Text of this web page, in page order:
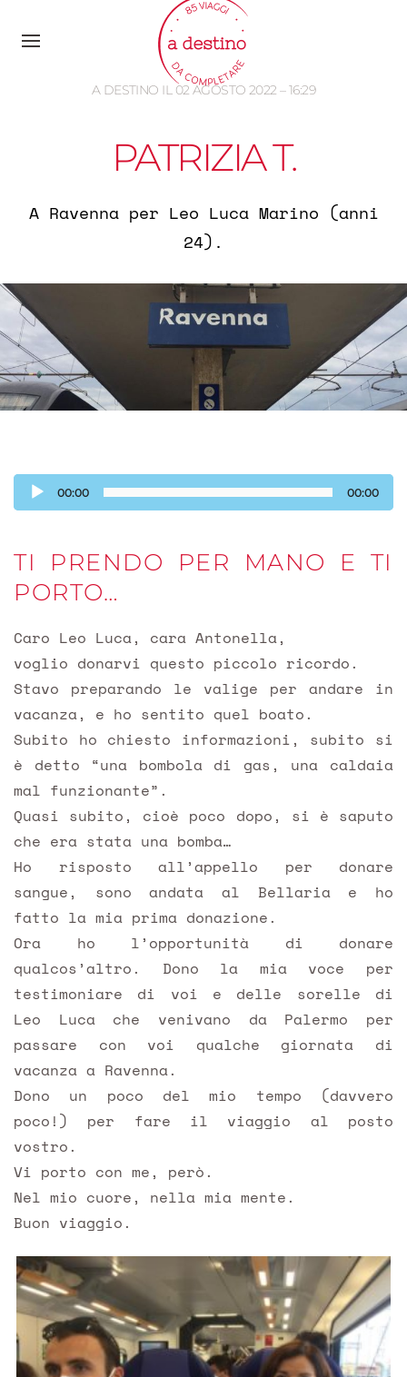
A DESTINO IL 02 AGOSTO 2022 – 16:29
PATRIZIA T.
A Ravenna per Leo Luca Marino (anni
24).
Audio
Player
00:00 00:00
TI PRENDO PER MANO E TI
PORTO…
Caro Leo Luca, cara Antonella,
voglio donarvi questo piccolo ricordo.
Stavo preparando le valige per andare in
vacanza, e ho sentito quel boato.
Subito ho chiesto informazioni, subito si
è detto “una bombola di gas, una caldaia
mal funzionante”.
Quasi subito, cioè poco dopo, si è saputo
che era stata una bomba…
Ho risposto all’appello per donare
sangue, sono andata al Bellaria e ho
fatto la mia prima donazione.
Ora ho l’opportunità di donare
qualcos’altro. Dono la mia voce per
testimoniare di voi e delle sorelle di
Leo Luca che venivano da Palermo per
passare con voi qualche giornata di
vacanza a Ravenna.
Dono un poco del mio tempo (davvero
poco!) per fare il viaggio al posto
vostro.
Vi porto con me, però.
Nel mio cuore, nella mia mente.
Buon viaggio.